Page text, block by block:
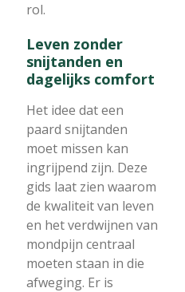
rol.
Leven zonder
snijtanden en
dagelijks comfort
Het idee dat een
paard snijtanden
moet missen kan
ingrijpend zijn. Deze
gids laat zien waarom
de kwaliteit van leven
en het verdwijnen van
mondpijn centraal
moeten staan in die
afweging. Er is